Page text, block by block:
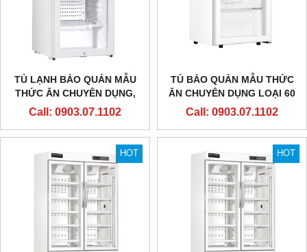
TỦ LẠNH BẢO QUẢN MẪU
THỨC ĂN CHUYÊN DỤNG,
LOẠI 100 LÍT (CÓ MÀN HÌNH
Call: 0903.07.1102
TỦ BẢO QUẢN MẪU THỨC
ĂN CHUYÊN DỤNG LOẠI 60
LÍT
Call: 0903.07.1102
HOT HOT